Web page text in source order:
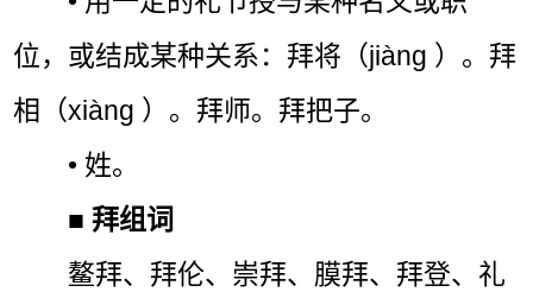
位，或结成某种关系：拜将（jiàng ）。拜
相（xiàng ）。拜师。拜把子。
• 姓。
■ 拜组词
鳌拜、拜伦、崇拜、膜拜、拜登、礼